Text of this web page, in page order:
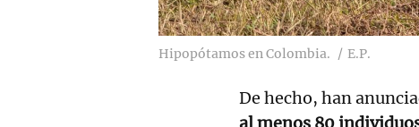
Hipopótamos en Colombia. E.P.
De hecho, han